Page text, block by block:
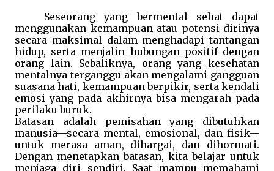
Seseorang yang bermental sehat dapat
menggunakan kemampuan atau potensi dirinya
secara maksimal dalam menghadapi tantangan
hidup, serta menjalin hubungan positif dengan
orang lain. Sebaliknya, orang yang kesehatan
mentalnya terganggu akan mengalami gangguan
suasana hati, kemampuan berpikir, serta kendali
emosi yang pada akhirnya bisa mengarah pada
perilaku buruk.
Batasan adalah pemisahan yang dibutuhkan
manusia—secara mental, emosional, dan fisik—
untuk merasa aman, dihargai, dan dihormati.
Dengan menetapkan batasan, kita belajar untuk
menjaga diri sendiri. Saat mampu memahami